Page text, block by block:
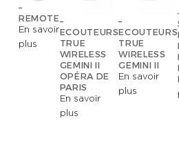
–
REMOTE
En savoir
plus
–
ECOUTEURS
TRUE
WIRELESS
GEMINI II
OPÉRA DE
PARIS
En savoir
plus
–
ECOUTEURS
TRUE
WIRELESS
GEMINI II
En savoir
plus
I